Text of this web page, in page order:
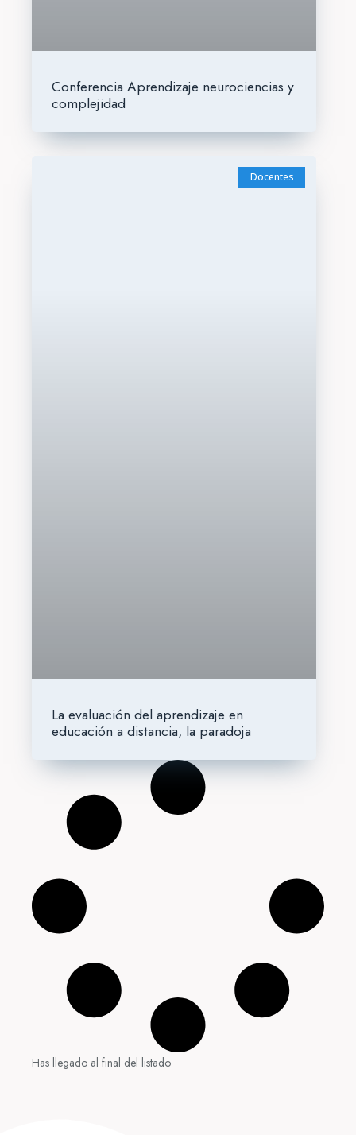
Conferencia Aprendizaje neurociencias y
complejidad
Docentes
La evaluación del aprendizaje en
educación a distancia, la paradoja
Has llegado al final del listado